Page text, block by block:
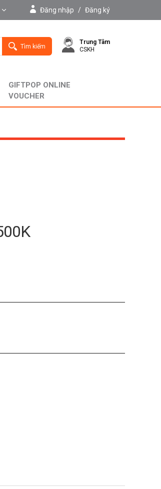
Đăng nhập / Đăng ký
Tìm kiếm
Trung Tâm
CSKH
GIFTPOP ONLINE
VOUCHER